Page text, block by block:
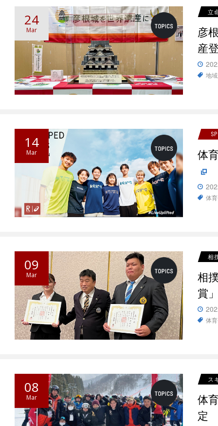
24
Mar
立
彦
産
地
14
Mar 体
体
09
Mar
相
相
賞
体
08
Mar
ス
体
定